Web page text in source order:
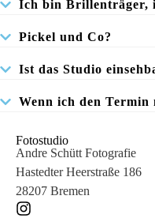
Ich bin Brillenträger,
Pickel und Co?
Ist das Studio
Wenn ich den
Fotostudio
Andre Schütt Fotografie
Hastedter Heerstraße 186
28207 Bremen